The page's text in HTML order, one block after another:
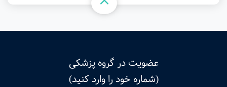
عضویت در گروه پزشکی
(شماره خود را وارد کنید)